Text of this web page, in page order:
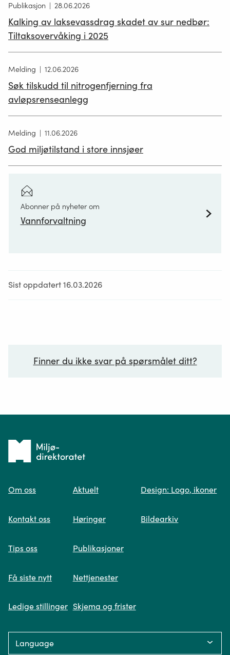
Publikasjon 28.06.2026
Kalking av laksevassdrag skadet av sur nedbør:
Tiltaksovervåking i 2025
Melding 12.06.2026
Søk tilskudd til nitrogenfjerning fra
avløpsrenseanlegg
Melding 11.06.2026
God miljøtilstand i store innsjøer
Abonner på nyheter om
Vannforvaltning
Sist oppdatert 16.03.2026
Finner du ikke svar på spørsmålet ditt?
Spør oss
søk og viser deg vår mest relevante
Fikk du ikke svar på spørsmålet ditt?
Trykk på knappen under og fyll inn
Tilbake
forsiden
Om oss
Kontakt oss
Tips oss
Få siste nytt
Ledige stillinger
Aktuelt
Høringer
Publikasjoner
Nettjenester
Skjema og frister
Design: Logo, ikoner
Bildearkiv